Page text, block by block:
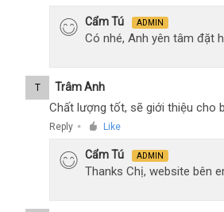
Cẩm Tú ADMIN
Có nhé, Anh yên tâm đặt
T Trâm Anh
Chất lượng tốt, sẽ giới thiệu cho
Reply ● Like
Cẩm Tú ADMIN
Thanks Chị, website bên